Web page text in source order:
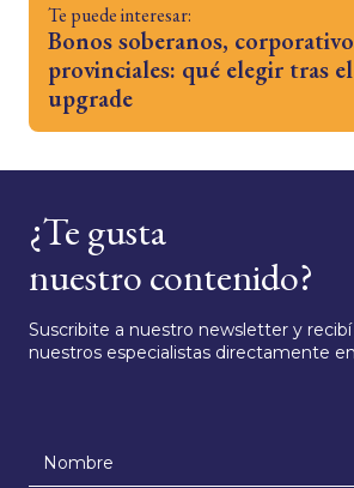
Te puede interesar:
Bonos soberanos,
provinciales: qué elegir tras el
upgrade
¿Te gusta
nuestro contenido?
Suscribite a nuestro newsletter y recibí
nuestros especialistas directamente